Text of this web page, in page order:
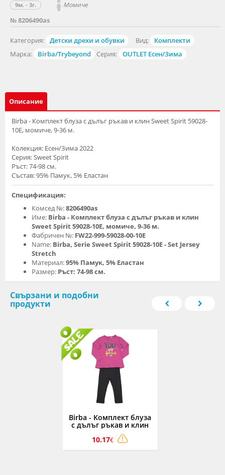
№ 8206490as
Категория: Детски дрехи и обувки Вид:
Комплекти
Марка:
Birba/Trybeyond Серия: OUTLET Есен/Зима
9м. - 3г. Момиче
Описание
Birba - Комплект блуза с дълъг ръкав и клин Sweet Spirit 59028-
10E, момиче, 9-36 м.
Колекция: Есен/Зима 2022
Серия: Sweet Spirit
Ръст: 74-98 см.
Състав: 95% Памук, 5% Еластан
Спецификация:
Комсед №:8206490as
Име: Birba - Комплект блуза с дълъг ръкав и клин
Sweet Spirit 59028-10E, момиче, 9-36 м.
Фабричен №: FW22-999-59028-00-10E
Name: Birba, Serie Sweet Spirit 59028-10E - Set Jersey
Stretch
Материал:95% Памук, 5% Еластан
Размер: Ръст: 74-98 см.
Свързани и подобни
продукти
Birba - Комплект блуза
с дълъг ръкав и клин
Everyday Fitness Stars
59002-56C, момиче, 9-36
10.17€